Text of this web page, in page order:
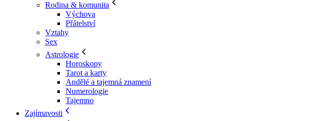
Rodina & komunita
Výchova
Přátelství
Vztahy
Sex
Astrologie
Horoskopy
Tarot a karty
Andělé a tajemná znamení
Numerologie
Tajemno
Zajímavosti